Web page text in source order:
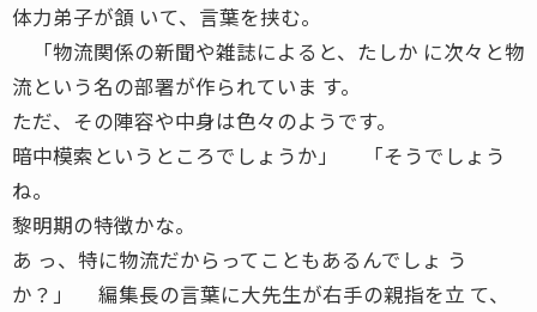
体力弟子が頷 いて、言葉を挟む。
「物流関係の新聞や雑誌によると、たしか に次々と物
流という名の部署が作られていま す。
ただ、その陣容や中身は色々のようです。
暗中模索というところでしょうか」 「そうでしょう
ね。
黎明期の特徴かな。
あ っ、特に物流だからってこともあるんでしょ う
か？」 編集長の言葉に大先生が右手の親指を立 て、